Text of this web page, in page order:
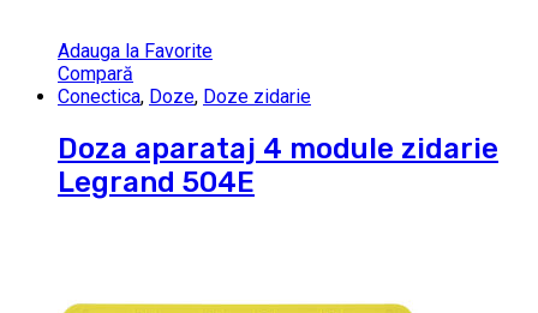
Adauga la Favorite
Compară
Conectica, Doze, Doze zidarie
Doza aparataj 4 module zidarie
Legrand 504E